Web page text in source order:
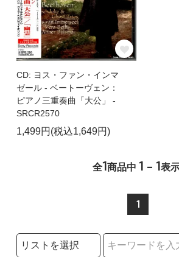
CD: ヨス・ファン・インマ
ゼール - ベートーヴェン：
ピアノ三重奏曲「大公」 -
SRCR2570
1,499円(税込1,649円)
全1商品中 1 - 1表
1
検索リストの選択